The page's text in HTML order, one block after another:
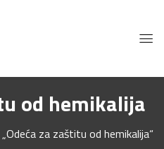
od hemikalija
za zaštitu od hemikalija“